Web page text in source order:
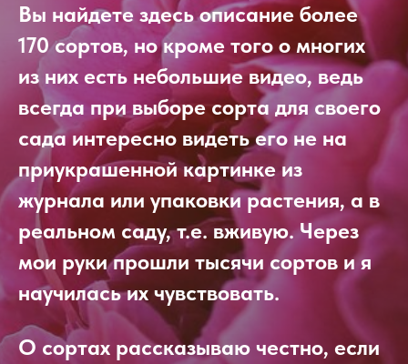
Вы найдете здесь описание более
170 сортов, но кроме того о многих
из них есть небольшие видео, ведь
всегда при выборе сорта для своего
сада интересно видеть его не на
приукрашенной картинке из
журнала или упаковки растения, а в
реальном саду, т.е. вживую. Через
мои руки прошли тысячи сортов и я
научилась их чувствовать.
О сортах рассказываю честно, если